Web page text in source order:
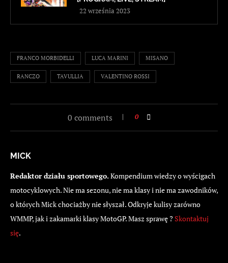
22 września 2023
FRANCO MORBIDELLI LUCA MARINI MISANO
RANCZO TAVULLIA VALENTINO ROSSI
0 comments 0
MICK
Redaktor działu sportowego.Kompendium wiedzy o wyścigach
motocyklowych. Nie ma sezonu, nie ma klasy i nie ma zawodników,
o których Mick chociażby nie słyszał. Odkryje kulisy zarówno
WMMP, jak i zakamarki klasy MotoGP. Masz sprawę ? Skontaktuj
się.